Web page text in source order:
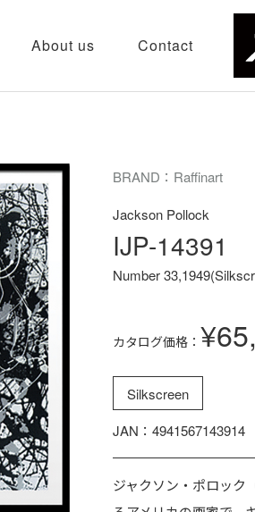
About us Contact
BRAND：Raffinart
Jackson Pollock
IJP-14391
Number
カタログ価格：
Silkscreen
JAN：4941567143914
ジャクソン・ポロック